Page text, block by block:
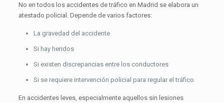
No en todos los accidentes de tráfico en Madrid se elabora un
atestado policial. Depende de varios factores:
La gravedad del accidente
Si hay heridos
Si existen discrepancias entre los conductores
Si se requiere intervención policial para regular el tráfico
En accidentes leves, especialmente aquellos sin lesiones